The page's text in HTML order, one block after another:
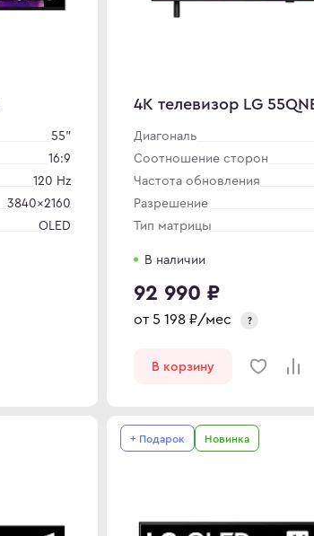
55"
16:9
120 Hz
3840×2160
OLED
4K телевизор LG
Диагональ
Соотношение сторон
Частота обновления
Разрешение
Тип матрицы
В наличии
92 990 ₽
от 5 198 ₽/мес ?
В корзину
+ Подарок Новинка